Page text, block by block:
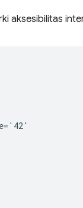
aksesibilitas